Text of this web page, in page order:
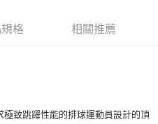
中國信託商業銀行
款」的支付方式。 讓您購物簡單
格 相關推薦
致跳躍性能的排球運動員設計的頂